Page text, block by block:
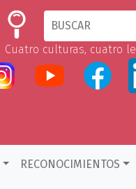
Cuatro culturas, cuatro
RECONOCIMIENTOS